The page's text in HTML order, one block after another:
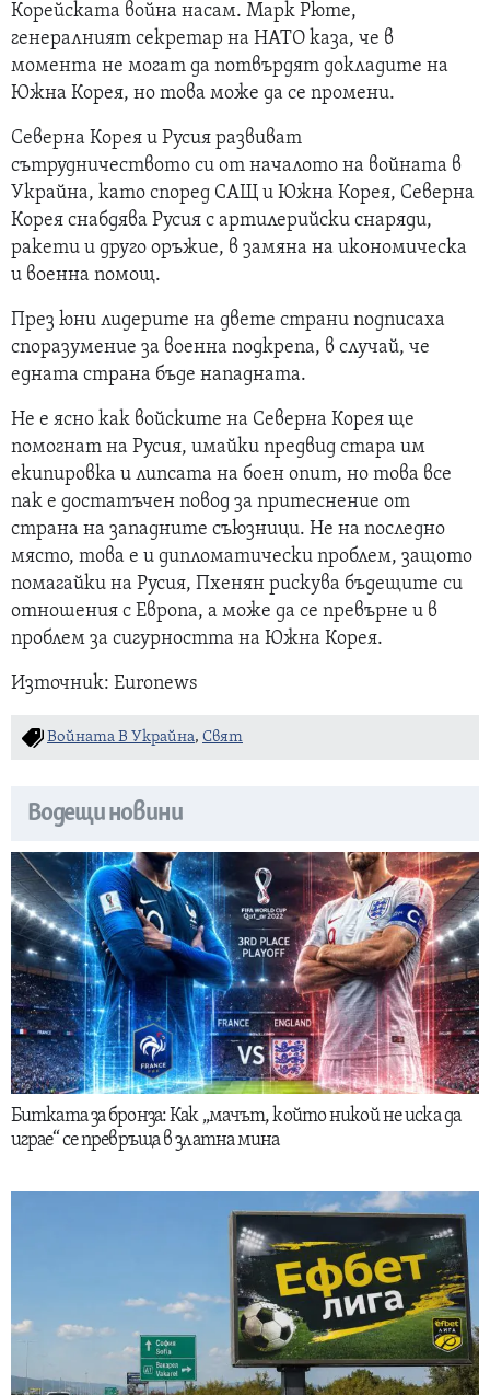
Корейската война насам. Марк Рюте,
генералният секретар на НАТО каза, че в
момента не могат да потвърдят докладите на
Южна Корея, но това може да се промени.
Северна Корея и Русия развиват
сътрудничеството си от началото на войната в
Украйна, като според САЩ и Южна Корея, Северна
Корея снабдява Русия с артилерийски снаряди,
ракети и друго оръжие, в замяна на икономическа
и военна помощ.
През юни лидерите на двете страни подписаха
споразумение за военна подкрепа, в случай, че
едната страна бъде нападната.
Не е ясно как войските на Северна Корея ще
помогнат на Русия, имайки предвид стара им
екипировка и липсата на боен опит, но това все
пак е достатъчен повод за притеснение от
страна на западните съюзници. Не на последно
място, това е и дипломатически проблем, защото
помагайки на Русия, Пхенян рискува бъдещите си
отношения с Европа, а може да се превърне и в
проблем за сигурността на Южна Корея.
Източник: Euronews
Войната В Украйна, Свят
Водещи новини
Битката за бронза: Как „мачът, който никой не иска да
играе“ се превръща в златна мина